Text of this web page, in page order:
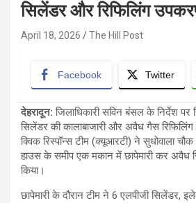
सिलेंडर और रिफिलिंग
April 18, 2026 The Hill Post
Facebook Twitter
देहरादून: जिलाधिकारी सविन बंसल के निर्देश
सिलेंडर की कालाबाजारी और अवैध गैस रिफिलिंग
क्विक रिस्पॉन्स टीम (क्यूआरटी) ने सुधोवाला चौक
हाउस के समीप एक मकान में छापेमारी कर अवैध
किया।
छापेमारी के दौरान टीम ने 6 एलपीजी सिलेंडर,